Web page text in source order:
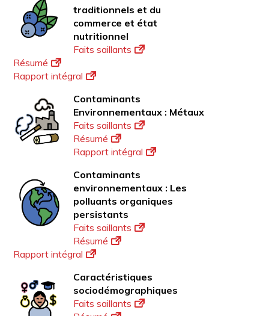
traditionnels et du
commerce et état
nutritionnel
Faits saillants
Résumé
Rapport intégral
Contaminants
Environnementaux : Métaux
Faits saillants
Résumé
Rapport intégral
Contaminants
environnementaux : Les
polluants organiques
persistants
Faits saillants
Résumé
Rapport intégral
Caractéristiques
sociodémographiques
Faits saillants